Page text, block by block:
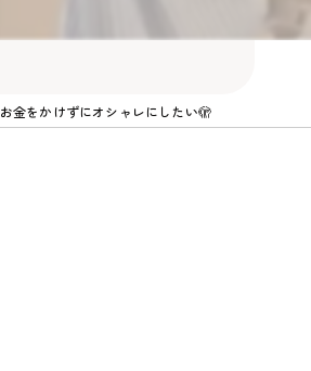
お金をかけずにオシャレにしたい🫣